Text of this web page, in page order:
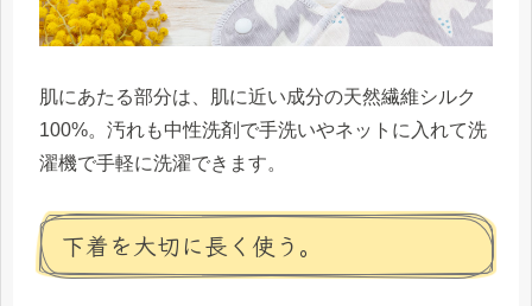
肌にあたる部分は、肌に近い成分の天然繊維シルク
100%。汚れも中性洗剤で手洗いやネットに入れて洗
濯機で手軽に洗濯できます。
下着を大切に長く使う。